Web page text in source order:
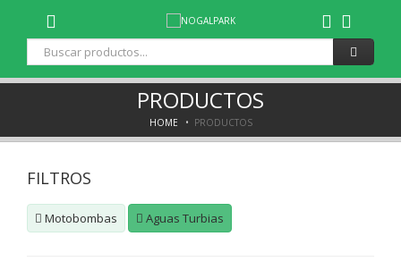
Toggle
Dropdown
PRODUCTOS
HOME PRODUCTOS
FILTROS
Motobombas Aguas Turbias